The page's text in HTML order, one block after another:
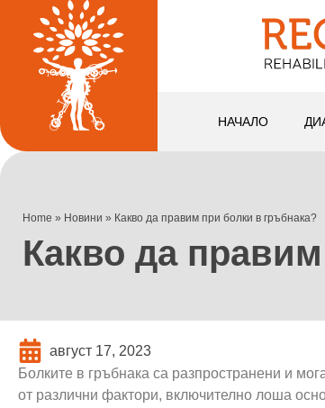
НАЧАЛО
Home » Новини » Какво да правим при болки в гръбнака?
Какво да
август 17, 2023
Болките в гръбнака са разпространени и
от различни фактори, включително лоша